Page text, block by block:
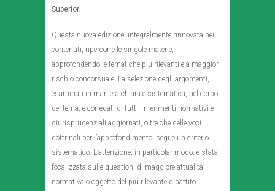
Superiori.
Questa nuova edizione, integralmente rinnovata nei
contenuti, ripercorre le singole materie,
approfondendo le tematiche più rilevanti e a maggior
rischio concorsuale. La selezione degli argomenti,
esaminati in maniera chiara e sistematica, nel corpo
del tema, e corredati di tutti i riferimenti normativi e
giurisprudenziali aggiornati, oltre che delle voci
dottrinali per l’approfondimento, segue un criterio
sistematico. L’attenzione, in particolar modo, è stata
focalizzata sulle questioni di maggiore attualità
normativa o oggetto del più rilevante dibattito